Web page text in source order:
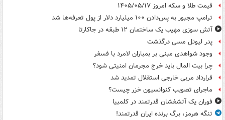
قیمت طلا و سکه امروز ۱۴۰۵/۰۵/۱۷
ترامپ مجبور به پس‌دادن ۱۰۰ میلیارد دلار از پول تعرفه‌ها شد
آتش سوزی مهیب یک ساختمان ۱۲ طبقه در جاکارتا
پدر لیونل مسی درگذشت
وجود شواهدی مبنی بر بمباران لامرد با فسفر
چرا بیت المال باید خرج مجرمان امنیتی شود؟
قرارداد مربی خارجی استقلال تمدید شد
ماجرای تصویب کنوانسیون خزر چیست؟
فوران یک آتشفشان قدرتمند در کلمبیا
تنگه هرمز، برگ برنده ایران قدرتمند!